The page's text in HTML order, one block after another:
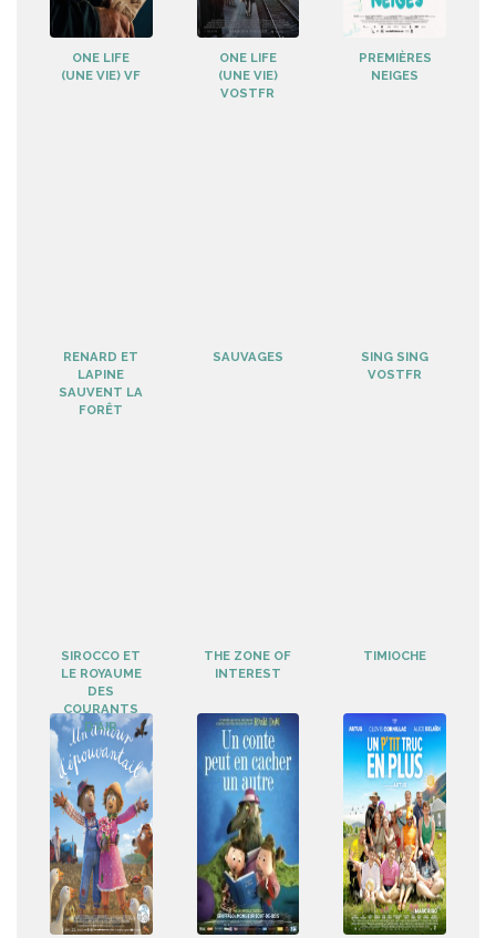
ONE LIFE
(UNE VIE) VF
ONE LIFE
(UNE VIE)
VOSTFR
PREMIÈRES
NEIGES
RENARD ET
LAPINE
SAUVENT LA
FORÊT
SAUVAGES
SING SING
VOSTFR
SIROCCO ET
LE ROYAUME
DES
COURANTS
D'AIR
THE ZONE OF
INTEREST
TIMIOCHE